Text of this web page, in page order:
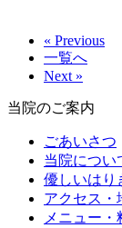
« Previous
一覧へ
Next »
当院のご案内
ごあいさつ
当院につい
優しいはり
アクセス・
メニュー・